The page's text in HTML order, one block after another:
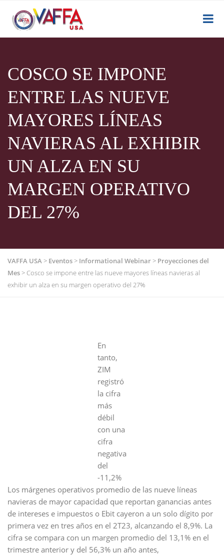
COSCO SE IMPONE
ENTRE LAS NUEVE
MAYORES LÍNEAS
NAVIERAS AL EXHIBIR
UN ALZA EN SU
MARGEN OPERATIVO
DEL 27%
VAFFA USA> Eventos> Informational Webinar> Proyecciones del
Mes> Cosco se impone entre las nueve mayores líneas navieras al
exhibir un alza en su margen operativo del 27%
En
tanto,
ZIM
registró
la cifra
más
débil
con una
cifra
negativa
del
-11,2%
Los márgenes operativos promedio de las nueve líneas
navieras de mayor capacidad que reportan ganancias antes
de intereses e impuestos o Ebit cayeron a un solo dígito por
primera vez en tres años en el 2T23, alcanzando el 8,9%. La
cifra se compara con un margen promedio del 13,1% en el
trimestre anterior y del 56,3% un año antes,